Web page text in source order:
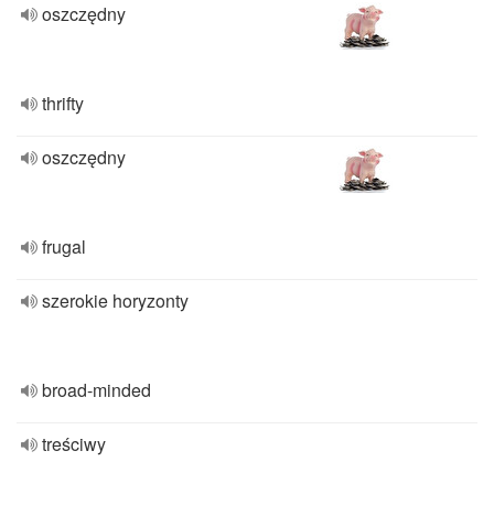
oszczędny
thrifty
oszczędny
frugal
szerokie horyzonty
broad-minded
treściwy